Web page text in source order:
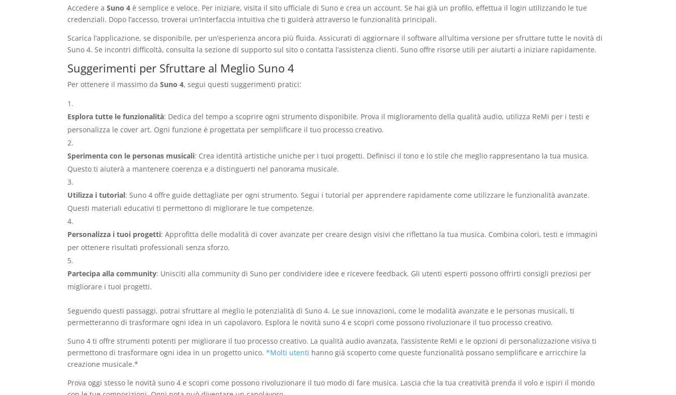
Accedere aSuno 4 è semplice e veloce. Per iniziare, visita il sito ufficiale di Suno e crea un account. Se hai già un profilo, effettua il login utilizzando le tue
credenziali. Dopo l’accesso, troverai un’interfaccia intuitiva che ti guiderà attraverso le funzionalità principali.
Scarica l’applicazione, se disponibile, per un’esperienza ancora più fluida. Assicurati di aggiornare il software all’ultima versione per sfruttare tutte le novità di
Suno 4. Se incontri difficoltà, consulta la sezione di supporto sul sito o contatta l’assistenza clienti. Suno offre risorse utili per aiutarti a iniziare rapidamente.
Suggerimenti per Sfruttare al Meglio Suno 4
Per ottenere il massimo daSuno 4, segui questi suggerimenti pratici:
Esplora tutte le funzionalità: Dedica del tempo a scoprire ogni strumento disponibile. Prova il miglioramento della qualità audio, utilizza ReMi per i testi e
personalizza le cover art. Ogni funzione è progettata per semplificare il tuo processo creativo.
Sperimenta con le personas musicali: Crea identità artistiche uniche per i tuoi progetti. Definisci il tono e lo stile che meglio rappresentano la tua musica.
Questo ti aiuterà a mantenere coerenza e a distinguerti nel panorama musicale.
Utilizza i tutorial: Suno 4 offre guide dettagliate per ogni strumento. Segui i tutorial per apprendere rapidamente come utilizzare le funzionalità avanzate.
Questi materiali educativi ti permettono di migliorare le tue competenze.
Personalizza i tuoi progetti: Approfitta delle modalità di cover avanzate per creare design visivi che riflettano la tua musica. Combina colori, testi e immagini
per ottenere risultati professionali senza sforzo.
Partecipa alla community: Unisciti alla community di Suno per condividere idee e ricevere feedback. Gli utenti esperti possono offrirti consigli preziosi per
migliorare i tuoi progetti.
Seguendo questi passaggi, potrai sfruttare al meglio le potenzialità di Suno 4. Le sue innovazioni, come le modalità avanzate e le personas musicali, ti
permetteranno di trasformare ogni idea in un capolavoro. Esplora le novità suno 4 e scopri come possono rivoluzionare il tuo processo creativo.
Suno 4 ti offre strumenti potenti per migliorare il tuo processo creativo. La qualità audio avanzata, l’assistente ReMi e le opzioni di personalizzazione visiva ti
permettono di trasformare ogni idea in un progetto unico.*Molti utenti hanno già scoperto come queste funzionalità possano semplificare e arricchire la
creazione musicale.*
Prova oggi stesso le novità suno 4 e scopri come possono rivoluzionare il tuo modo di fare musica. Lascia che la tua creatività prenda il volo e ispiri il mondo